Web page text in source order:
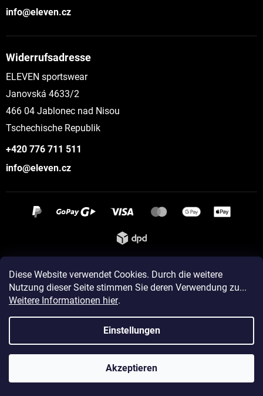
Diese Website verwendet Cookies. Durch die weitere
Nutzung dieser Seite stimmen Sie deren Verwendung zu...
Weitere Informationen hier.
Einstellungen
Akzeptieren
info@eleven.cz
Widerrufsadresse
ELEVEN sportswear
Janovská 4633/2
466 04 Jablonec nad Nisou
Tschechische Republik
+420 776 711 511
info@eleven.cz
Instagram
Erstellt von Shoptet
Copyright 2026ELEVEN sportswear. Alle Rechte vorbehalten.
Cookie-Einstellungen ändern